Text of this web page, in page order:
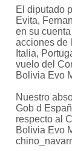
El diputado
Evita,
en su
acciones de
Italia,
vuelo del
Bolivia Evo
Nuestro
Gob d
respecto al
Bolivia Evo